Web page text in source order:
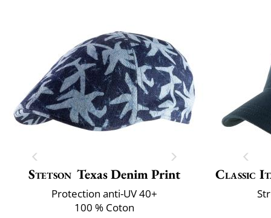
Stetson Texas Denim Print
Protection anti-UV 40+
100 % Coton
Classic